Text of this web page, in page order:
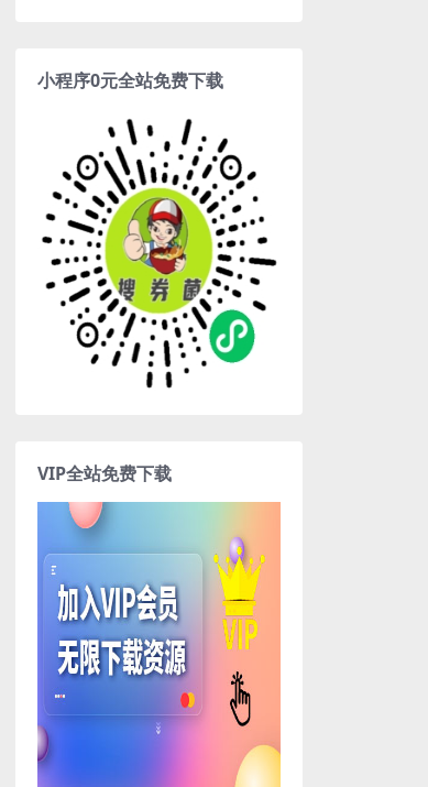
小程序0元全站免费下载
VIP全站免费下载